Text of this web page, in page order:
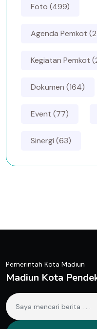
Foto (499)
Agenda Pemkot
Kegiatan Pemkot
Dokumen (164)
Event (77)
Sinergi (63)
Pemerintah Kota Madiun
Madiun Kota